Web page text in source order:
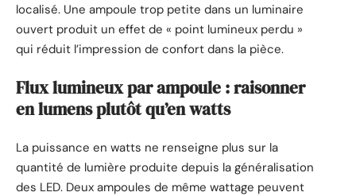
localisé. Une ampoule trop petite dans un luminaire
ouvert produit un effet de « point lumineux perdu »
qui réduit l’impression de confort dans la pièce.
Flux lumineux par ampoule : raisonner
en lumens plutôt qu’en watts
La puissance en watts ne renseigne plus sur la
quantité de lumière produite depuis la généralisation
des LED. Deux ampoules de même wattage peuvent